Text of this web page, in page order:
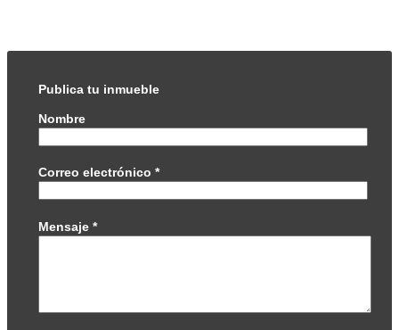
Publica tu inmueble
Nombre
Correo electrónico *
Mensaje *